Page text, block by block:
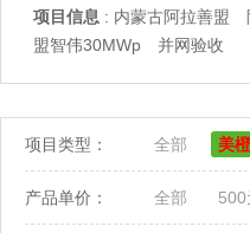
项目信息 : 内蒙古阿拉善盟
盟智伟30MWp 并网验收
项目类型： 全部 美橙
产品单价： 全部